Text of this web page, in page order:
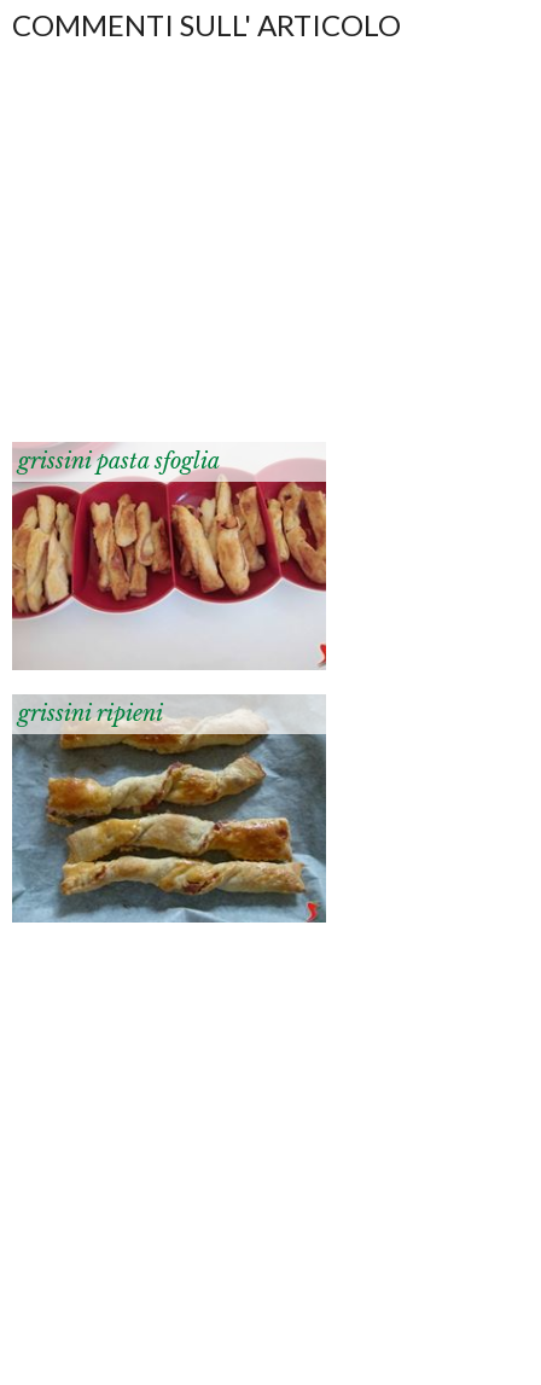
COMMENTI SULL' ARTICOLO
grissini pasta sfoglia
grissini ripieni